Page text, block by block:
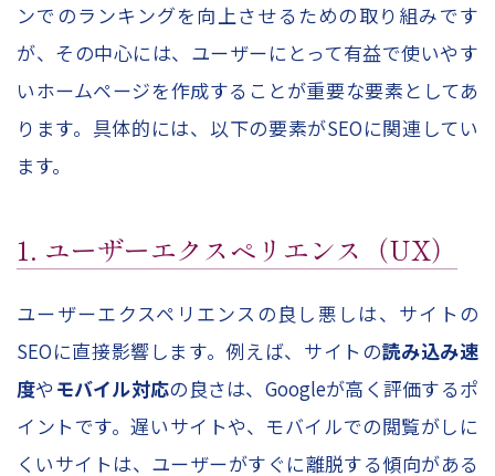
ンでのランキングを向上させるための取り組みです
が、その中心には、ユーザーにとって有益で使いやす
いホームページを作成することが重要な要素としてあ
ります。具体的には、以下の要素がSEOに関連してい
ます。
1. ユーザーエクスペリエンス（UX）
ユーザーエクスペリエンスの良し悪しは、サイトの
SEOに直接影響します。例えば、サイトの読み込み速
度やモバイル対応の良さは、Googleが高く評価するポ
イントです。遅いサイトや、モバイルでの閲覧がしに
くいサイトは、ユーザーがすぐに離脱する傾向がある